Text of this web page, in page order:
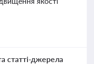
статті-джерела